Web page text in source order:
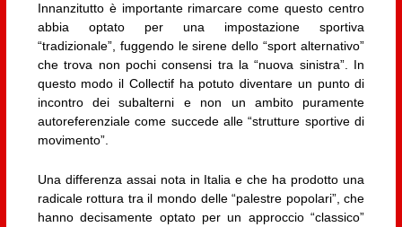
Innanzitutto è importante rimarcare come questo centro
abbia optato per una impostazione sportiva
“tradizionale”, fuggendo le sirene dello “sport alternativo”
che trova non pochi consensi tra la “nuova sinistra”. In
questo modo il Collectif ha potuto diventare un punto di
incontro dei subalterni e non un ambito puramente
autoreferenziale come succede alle “strutture sportive di
movimento”.
Una differenza assai nota in Italia e che ha prodotto una
radicale rottura tra il mondo delle “palestre popolari”, che
hanno decisamente optato per un approccio “classico”